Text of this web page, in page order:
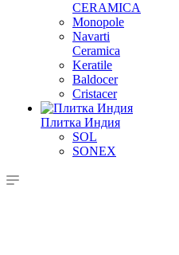
CERAMICA
Monopole
Navarti
Ceramica
Keratile
Baldocer
Cristacer
Плитка Индия
SOL
SONEX